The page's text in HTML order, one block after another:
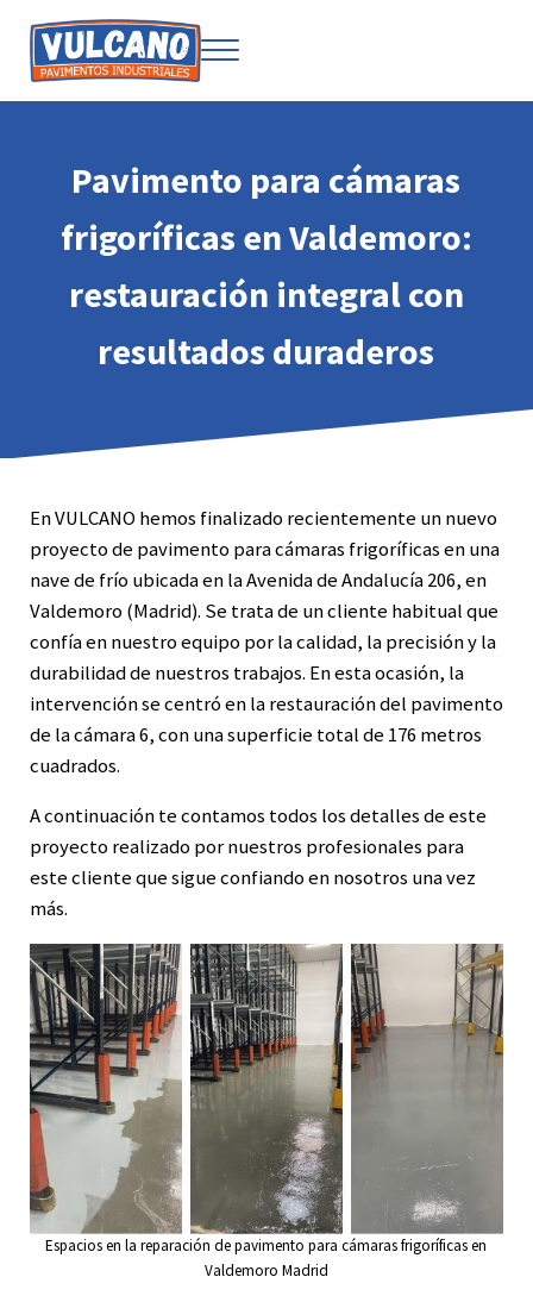
Vulcano
Menu
Pavimento para cámaras
frigoríficas en Valdemoro:
restauración integral con
resultados duraderos
En VULCANO hemos finalizado recientemente un nuevo
proyecto de pavimento para cámaras frigoríficas en una
nave de frío ubicada en la Avenida de Andalucía 206, en
Valdemoro (Madrid). Se trata de un cliente habitual que
confía en nuestro equipo por la calidad, la precisión y la
durabilidad de nuestros trabajos. En esta ocasión, la
intervención se centró en la restauración del pavimento
de la cámara 6, con una superficie total de 176 metros
cuadrados.
A continuación te contamos todos los detalles de este
proyecto realizado por nuestros profesionales para
este cliente que sigue confiando en nosotros una vez
más.
Espacios en la reparación de pavimento para cámaras frigoríficas en
Valdemoro Madrid